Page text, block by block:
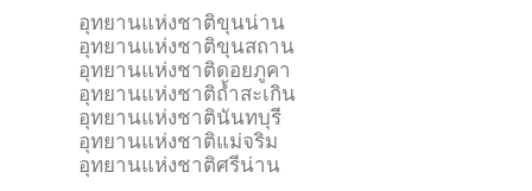
อุทยานแห่งชาติขุนน่าน
อุทยานแห่งชาติขุนสถาน
อุทยานแห่งชาติดอยภูคา
อุทยานแห่งชาติถ้ำสะเกิน
อุทยานแห่งชาตินันทบุรี
อุทยานแห่งชาติแม่จริม
อุทยานแห่งชาติศรีน่าน